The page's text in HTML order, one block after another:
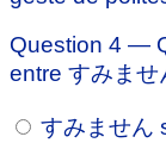
Question 4 —
entre すみませ
すみません